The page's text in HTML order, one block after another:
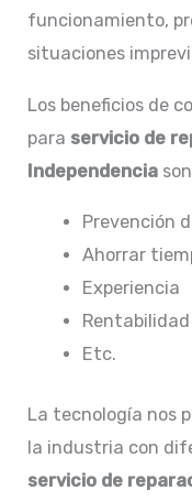
funcionamiento,
situaciones
Los beneficios de
para servicio de
Independencia
Prevención
Ahorrar
Experiencia
Rentabilidad
Etc.
La tecnología nos
la industria con
servicio de